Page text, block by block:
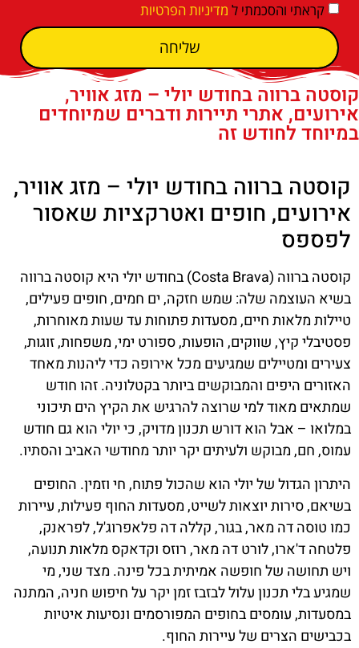
קראתי והסכמתי ל מדיניות הפרטיות
שליחה
קוסטה ברווה בחודש יולי – מזג אוויר,
אירועים, אתרי תיירות ודברים שמיוחדים
במיוחד לחודש זה
קוסטה ברווה בחודש יולי – מזג אוויר,
אירועים, חופים ואטרקציות שאסור
לפספס
קוסטה ברווה (Costa Brava) בחודש יולי היא קוסטה ברווה
בשיא העוצמה שלה: שמש חזקה, ים חמים, חופים פעילים,
טיילות מלאות חיים, מסעדות פתוחות עד שעות מאוחרות,
פסטיבלי קיץ, שווקים, הופעות, ספורט ימי, משפחות, זוגות,
צעירים ומטיילים שמגיעים מכל אירופה כדי ליהנות מאחד
האזורים היפים והמבוקשים ביותר בקטלוניה. זהו חודש
שמתאים מאוד למי שרוצה להרגיש את הקיץ הים תיכוני
במלואו – אבל הוא דורש תכנון מדויק, כי יולי הוא גם חודש
עמוס, חם, מבוקש ולעיתים יקר יותר מחודשי האביב והסתיו.
היתרון הגדול של יולי הוא שהכול פתוח, חי וזמין. החופים
בשיאם, סירות יוצאות לשייט, מסעדות החוף פעילות, עיירות
כמו טוסה דה מאר, בגור, קללה דה פלאפרוג'ל, לפראנק,
פלטחה ד'ארו, לורט דה מאר, רוזס וקדאקס מלאות תנועה,
ויש תחושה של חופשה אמיתית בכל פינה. מצד שני, מי
שמגיע בלי תכנון עלול לבזבז זמן יקר על חיפוש חניה, המתנה
במסעדות, עומסים בחופים המפורסמים ונסיעות איטיות
בכבישים הצרים של עיירות החוף.